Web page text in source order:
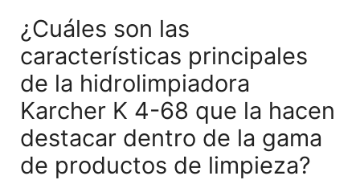
¿Cuáles son las
características principales
de la hidrolimpiadora
Karcher K 4-68 que la hacen
destacar dentro de la gama
de productos de limpieza?